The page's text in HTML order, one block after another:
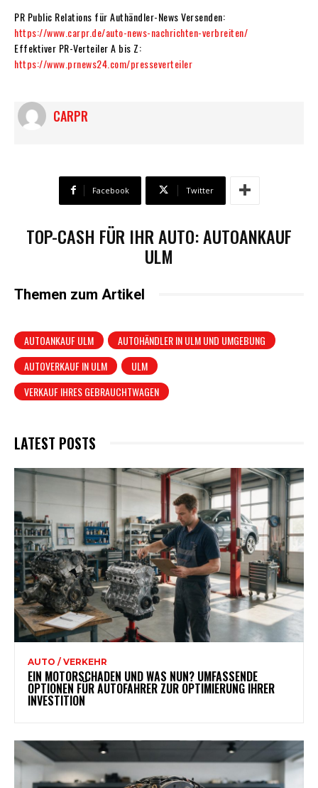
PR Public Relations für Authändler-News Versenden:
https://www.carpr.de/auto-news-nachrichten-verbreiten/
Effektiver PR-Verteiler A bis Z:
https://www.prnews24.com/presseverteiler
CARPR
Facebook Twitter
TOP-CASH FÜR IHR AUTO: AUTOANKAUF
ULM
Themen zum Artikel
AUTOANKAUF ULM
AUTOHÄNDLER IN ULM UND UMGEBUNG
AUTOVERKAUF IN ULM
ULM
VERKAUF IHRES GEBRAUCHTWAGEN
LATEST POSTS
AUTO / VERKEHR
EIN MOTORSCHADEN UND WAS NUN? UMFASSENDE
OPTIONEN FÜR AUTOFAHRER ZUR OPTIMIERUNG IHRER
INVESTITION